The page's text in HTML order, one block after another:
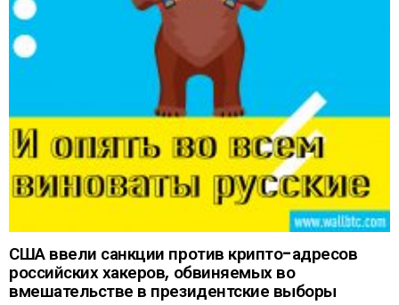
США ввели санкции против крипто-адресов
российских хакеров, обвиняемых во
вмешательстве в президентские выборы